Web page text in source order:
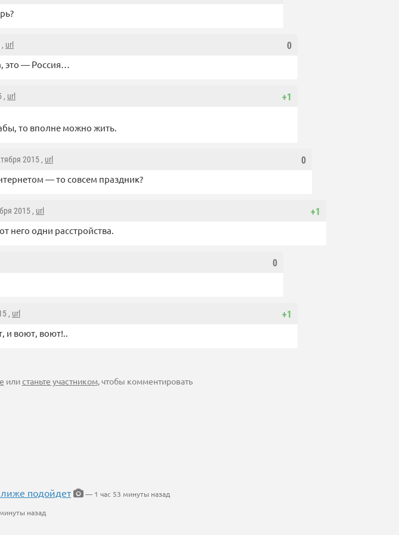
0
url
это — Россия…
+1
, url
то вполне можно жить.
0
2015 , url
— то совсем праздник?
+1
2015 , url
него одни расстройства.
0
+1
, url
и воют, воют!..
илистаньте участником, чтобы комментировать
подойдет
— 1 час 53 минуты назад
назад